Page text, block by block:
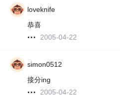
loveknife
恭喜
2005-04-22
simon0512
接分ing
2005-04-22